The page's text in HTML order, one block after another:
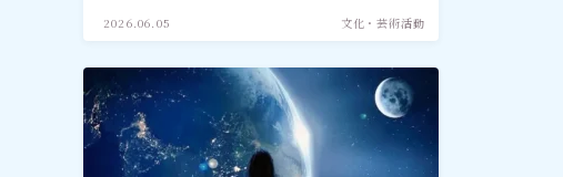
2026.06.05 文化・芸術活動